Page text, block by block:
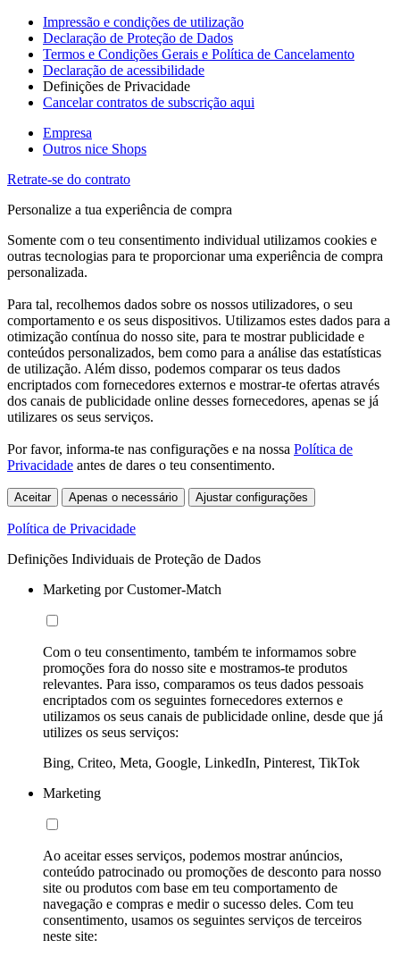
Impressão e condições de utilização
Declaração de Proteção de Dados
Termos e Condições Gerais e Política de Cancelamento
Declaração de acessibilidade
Definições de Privacidade
Cancelar contratos de subscrição aqui
Empresa
Outros nice Shops
Retrate-se do contrato
Personalize a tua experiência de compra
Somente com o teu consentimento individual utilizamos cookies e
outras tecnologias para te proporcionar uma experiência de compra
personalizada.
Para tal, recolhemos dados sobre os nossos utilizadores, o seu
comportamento e os seus dispositivos. Utilizamos estes dados para a
otimização contínua do nosso site, para te mostrar publicidade e
conteúdos personalizados, bem como para a análise das estatísticas
de utilização. Além disso, podemos comparar os teus dados
encriptados com fornecedores externos e mostrar-te ofertas através
dos canais de publicidade online desses fornecedores, apenas se já
utilizares os seus serviços.
Por favor, informa-te nas configurações e na nossa Política de
Privacidade antes de dares o teu consentimento.
Aceitar Apenas o necessário Ajustar configurações
Política de Privacidade
Definições Individuais de Proteção de Dados
Marketing por Customer-Match
Com o teu consentimento, também te informamos sobre
promoções fora do nosso site e mostramos-te produtos
relevantes. Para isso, comparamos os teus dados pessoais
encriptados com os seguintes fornecedores externos e
utilizamos os seus canais de publicidade online, desde que já
utilizes os seus serviços:
Bing, Criteo, Meta, Google, LinkedIn, Pinterest, TikTok
Marketing
Ao aceitar esses serviços, podemos mostrar anúncios,
conteúdo patrocinado ou promoções de desconto para nosso
site ou produtos com base em teu comportamento de
navegação e compras e medir o sucesso deles. Com teu
consentimento, usamos os seguintes serviços de terceiros
neste site: